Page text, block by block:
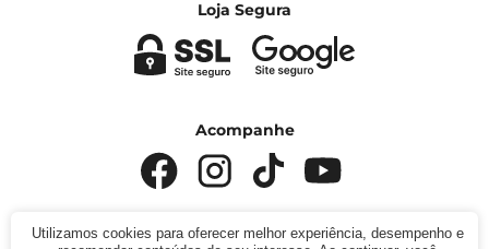
Loja Segura
Acompanhe
Utilizamos cookies para oferecer melhor experiência, desempenho e